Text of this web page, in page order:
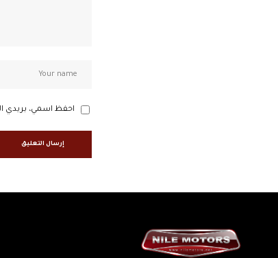
احفظ اسمي، بريدي